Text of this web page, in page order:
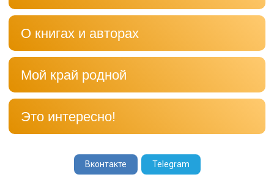
О книгах и авторах
Мой край родной
Это интересно!
Вконтакте Telegram